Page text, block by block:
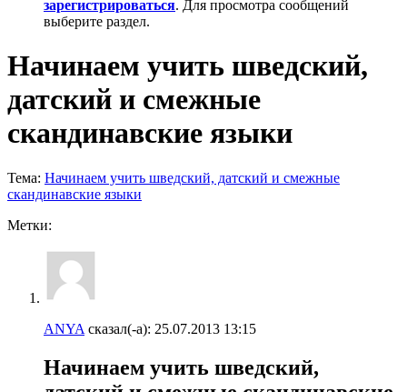
зарегистрироваться. Для просмотра сообщений
выберите раздел.
Начинаем учить шведский,
датский и смежные
скандинавские языки
Тема: Начинаем учить шведский, датский и смежные
скандинавские языки
Метки:
ANYA сказал(-а): 25.07.2013 13:15
Начинаем учить шведский,